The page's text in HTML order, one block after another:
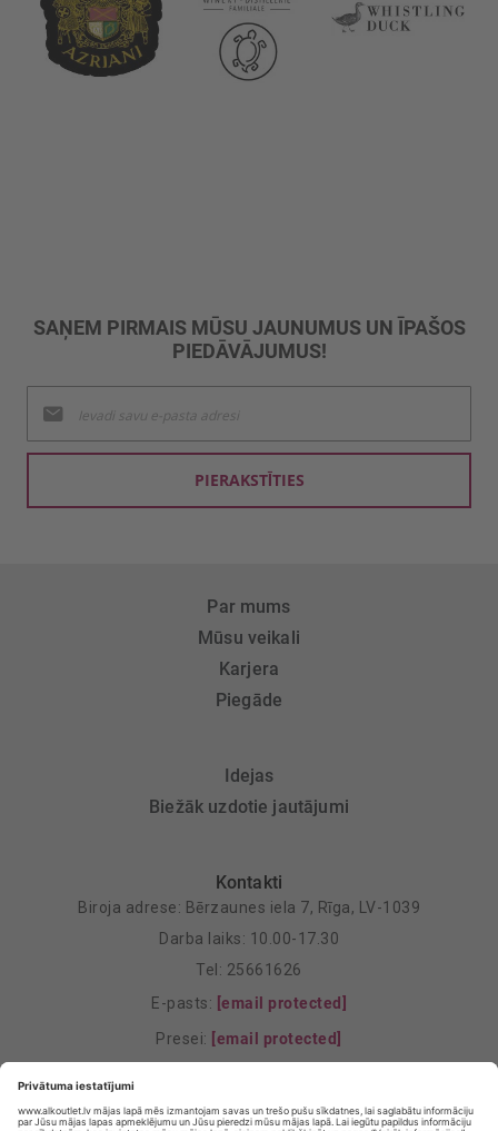
SAŅEM PIRMAIS MŪSU JAUNUMUS UN ĪPAŠOS
PIEDĀVĀJUMUS!
jaunumu
saņemšanai:
PIERAKSTĪTIES
Par mums
Mūsu veikali
Karjera
Piegāde
Idejas
Biežāk uzdotie jautājumi
Kontakti
Biroja adrese: Bērzaunes iela 7, Rīga, LV-1039
Darba laiks: 10.00-17.30
Tel: 25661626
E-pasts: [email protected]
Presei: [email protected]